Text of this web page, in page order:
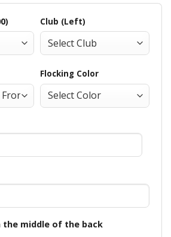
) Club (Left)
Flocking Color
the middle of the back